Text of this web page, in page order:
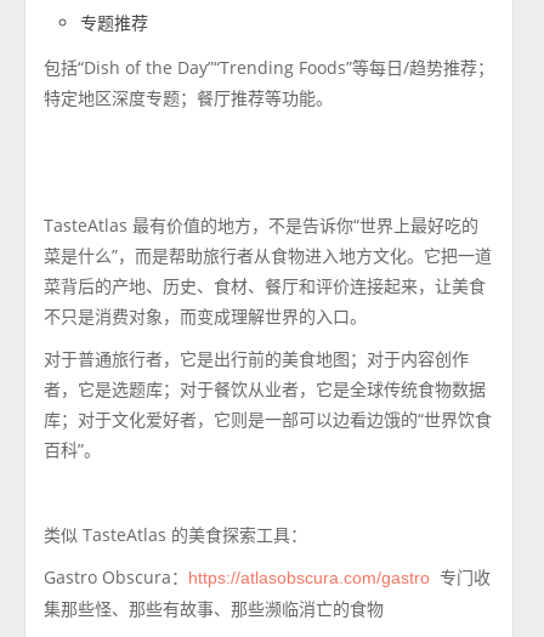
专题推荐
包括“Dish of the Day”“Trending Foods”等每日/趋势推荐；
特定地区深度专题；餐厅推荐等功能。
TasteAtlas 最有价值的地方，不是告诉你“世界上最好吃的
菜是什么”，而是帮助旅行者从食物进入地方文化。它把一道
菜背后的产地、历史、食材、餐厅和评价连接起来，让美食
不只是消费对象，而变成理解世界的入口。
对于普通旅行者，它是出行前的美食地图；对于内容创作
者，它是选题库；对于餐饮从业者，它是全球传统食物数据
库；对于文化爱好者，它则是一部可以边看边饿的“世界饮食
百科”。
类似 TasteAtlas 的美食探索工具：
Gastro Obscura：
https://atlasobscura.com/gastro 专门收
集那些怪、那些有故事、那些濒临消亡的食物